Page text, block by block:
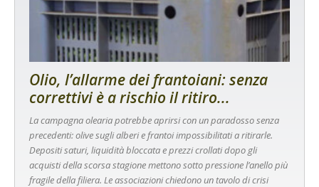
Olio, l’allarme dei frantoiani: senza
correttivi è a rischio il ritiro...
La campagna olearia potrebbe aprirsi con un paradosso senza
precedenti: olive sugli alberi e frantoi impossibilitati a ritirarle.
Depositi saturi, liquidità bloccata e prezzi crollati dopo gli
acquisti della scorsa stagione mettono sotto pressione l’anello più
fragile della filiera. Le associazioni chiedono un tavolo di crisi